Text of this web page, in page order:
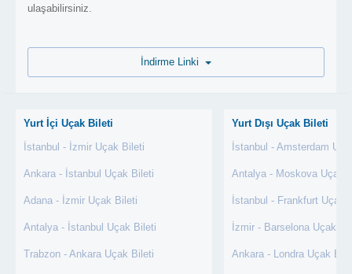
ulaşabilirsiniz.
Yurt İçi Uçak Bileti
İstanbul - İzmir Uçak Bileti
Ankara - İstanbul Uçak Bileti
Adana - İzmir Uçak Bileti
Antalya - İstanbul Uçak Bileti
Trabzon - Ankara Uçak Bileti
Yurt Dışı Uçak Bileti
İstanbul - Amsterdam
Antalya - Moskova Uçak
İstanbul - Frankfurt Uçak
İzmir - Barselona Uçak
Ankara - Londra Uçak